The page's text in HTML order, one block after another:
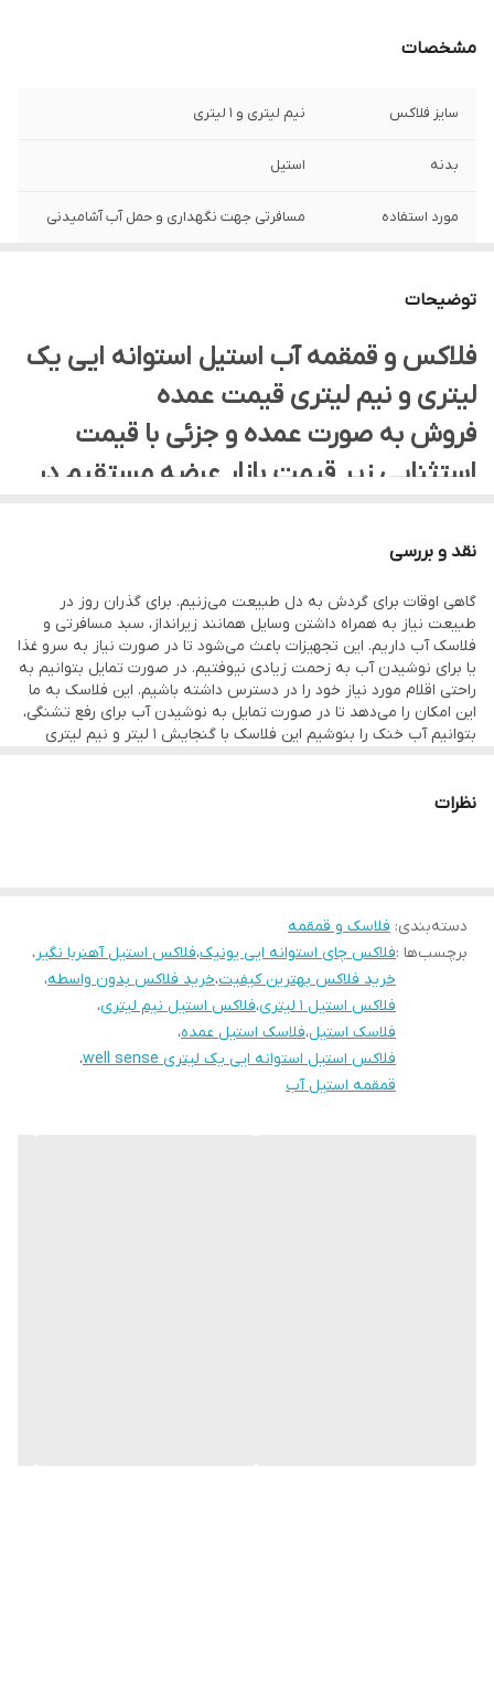
مشخصات
سایز فلاکس نیم لیتری و ۱ لیتری
بدنه استیل
مورد استفاده مسافرتی جهت نگهداری و حمل آب آشامیدنی
توضیحات
فلاکس و قمقمه آب استیل استوانه ایی یک
لیتری و نیم لیتری قیمت عمده
فروش به صورت عمده و جزئی با قیمت
استثنایی زیر قیمت بازار عرضه مستقیم در
فلاکس استوانه ایی استیل Well sense قیمت عالی و استثنایی
نقد و بررسی
گاهی اوقات برای گردش به دل طبیعت می‌زنیم. برای گذران روز در
طبیعت نیاز به همراه داشتن وسایل همانند زیرانداز، سبد مسافرتی و
فلاسک آب داریم. این تجهیزات باعث می‌شود تا در صورت نیاز به سرو غذا
یا برای نوشیدن آب به زحمت زیادی نیوفتیم. در صورت تمایل بتوانیم به
راحتی اقلام مورد نیاز خود را در دسترس داشته باشیم. این فلاسک به ما
این امکان را می‌دهد تا در صورت تمایل به نوشیدن آب برای رفع تشنگی،
بتوانیم آب خنک را بنوشیم این فلاسک با گنجایش 1 لیتر و نیم لیتری
درب فلاسک به صورتی طراحی شده که پس از باز کردن میتوانید از آن
نظرات
دسته‌بندی: فلاسک و قمقمه
برچسب‌ها :فلاکس چای استوانه ایی یونیک،فلاکس استیل آهنربا نگیر،
خرید فلاکس بهترین کیفیت،خرید فلاکس بدون واسطه،
فلاکس استیل ۱ لیتری
،فلاکس استیل نیم لیتری،
فلاسک استیل،فلاسک استیل عمده،
فلاکس استیل استوانه ایی یک لیتری well sense
،
قمقمه استیل آب